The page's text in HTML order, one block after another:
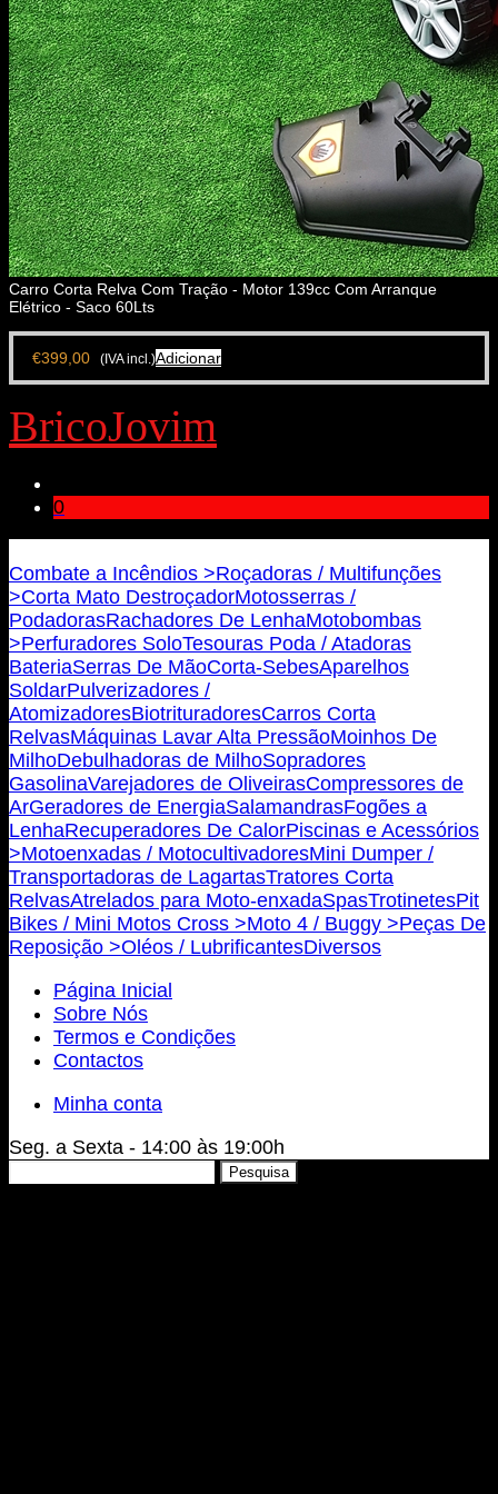
Carro Corta Relva Com Tração - Motor 139cc Com Arranque
Elétrico - Saco 60Lts
€399,00 (IVA incl.)Adicionar
BricoJovim
0
Combate a Incêndios >Roçadoras / Multifunções
>Corta Mato DestroçadorMotosserras /
PodadorasRachadores De LenhaMotobombas
>Perfuradores SoloTesouras Poda / Atadoras
BateriaSerras De MãoCorta-SebesAparelhos
SoldarPulverizadores /
AtomizadoresBiotrituradoresCarros Corta
RelvasMáquinas Lavar Alta PressãoMoinhos De
MilhoDebulhadoras de MilhoSopradores
GasolinaVarejadores de OliveirasCompressores de
ArGeradores de EnergiaSalamandrasFogões a
LenhaRecuperadores De CalorPiscinas e Acessórios
>Motoenxadas / MotocultivadoresMini Dumper /
Transportadoras de LagartasTratores Corta
RelvasAtrelados para Moto-enxadaSpasTrotinetesPit
Bikes / Mini Motos Cross >Moto 4 / Buggy >Peças De
Reposição >Oléos / LubrificantesDiversos
Página Inicial
Sobre Nós
Termos e Condições
Contactos
Minha conta
Seg. a Sexta - 14:00 às 19:00h
Pesquisa